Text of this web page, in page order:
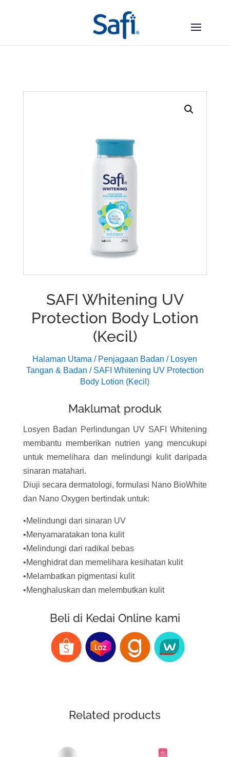
SAFI Whitening UV
Protection Body Lotion
(Kecil)
Halaman Utama / Penjagaan Badan / Losyen
Tangan & Badan / SAFI Whitening UV Protection
Body Lotion (Kecil)
Maklumat produk
Losyen Badan Perlindungan UV SAFI Whitening
membantu memberikan nutrien yang mencukupi
untuk memelihara dan melindungi kulit daripada
sinaran matahari.
Diuji secara dermatologi, formulasi Nano BioWhite
dan Nano Oxygen bertindak untuk:
•Melindungi dari sinaran UV
•Menyamaratakan tona kulit
•Melindungi dari radikal bebas
•Menghidrat dan memelihara kesihatan kulit
•Melambatkan pigmentasi kulit
•Menghaluskan dan melembutkan kulit
Beli di Kedai Online kami
Related products